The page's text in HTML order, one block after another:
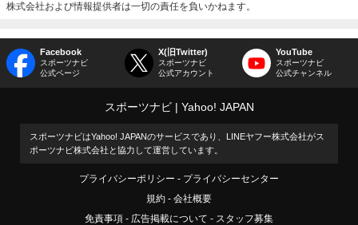
株式会社および情報提供者は一切の責任を負いかねます。
Facebook
スポーツナビ
公式ページ
X(旧Twitter)
スポーツナビ
公式アカウント
YouTube
スポーツナビ
公式チャンネル
スポーツナビ Yahoo! JAPAN
スポーツナビはYahoo! JAPANのサービスであり、LINEヤフー株式会社がス
ポーツナビ株式会社と協力して運営しています。
プライバシーポリシー
プライバシーセンター
規約
会社概要
免責事項
広告掲載について スタッフ募集